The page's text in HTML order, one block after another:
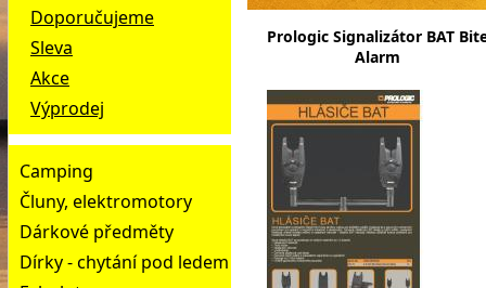
Doporučujeme
Sleva
Akce
Výprodej
Camping
Čluny, elektromotory
Dárkové předměty
Dírky - chytání pod ledem
Prologic Signalizátor BAT
Alarm